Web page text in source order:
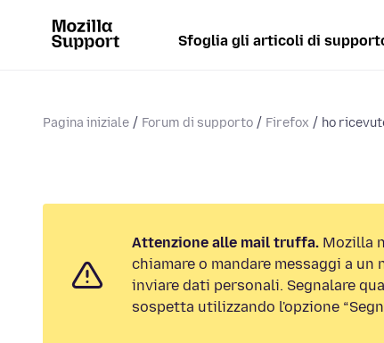
Sfoglia gli articoli di
Pagina iniziale Forum di supporto Firefox ho
Attenzione alle mail truffa. Mozilla
chiamare o mandare messaggi a
inviare dati personali. Segnalare
sospetta utilizzando l'opzione